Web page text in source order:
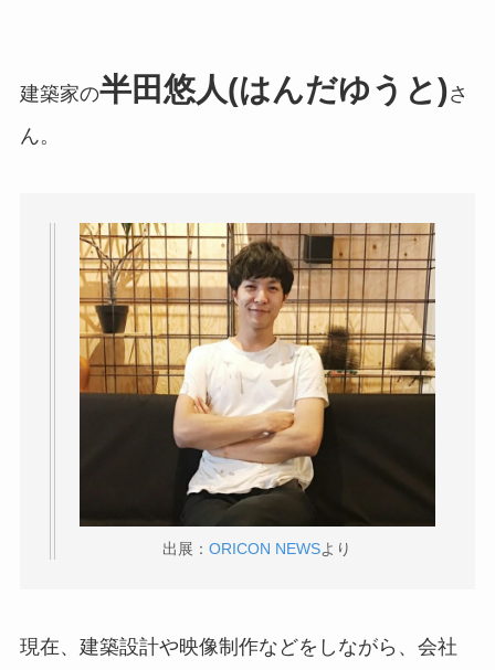
建築家の半田悠人(はんだゆうと)さ
ん。
出展：ORICON NEWSより
現在、建築設計や映像制作などをしながら、会社